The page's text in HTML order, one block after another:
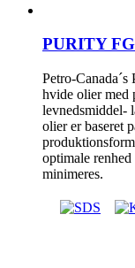
PURITY
Petro-
hvide olier med
levnedsmiddel-
olier er baseret
optimale
minimeres.